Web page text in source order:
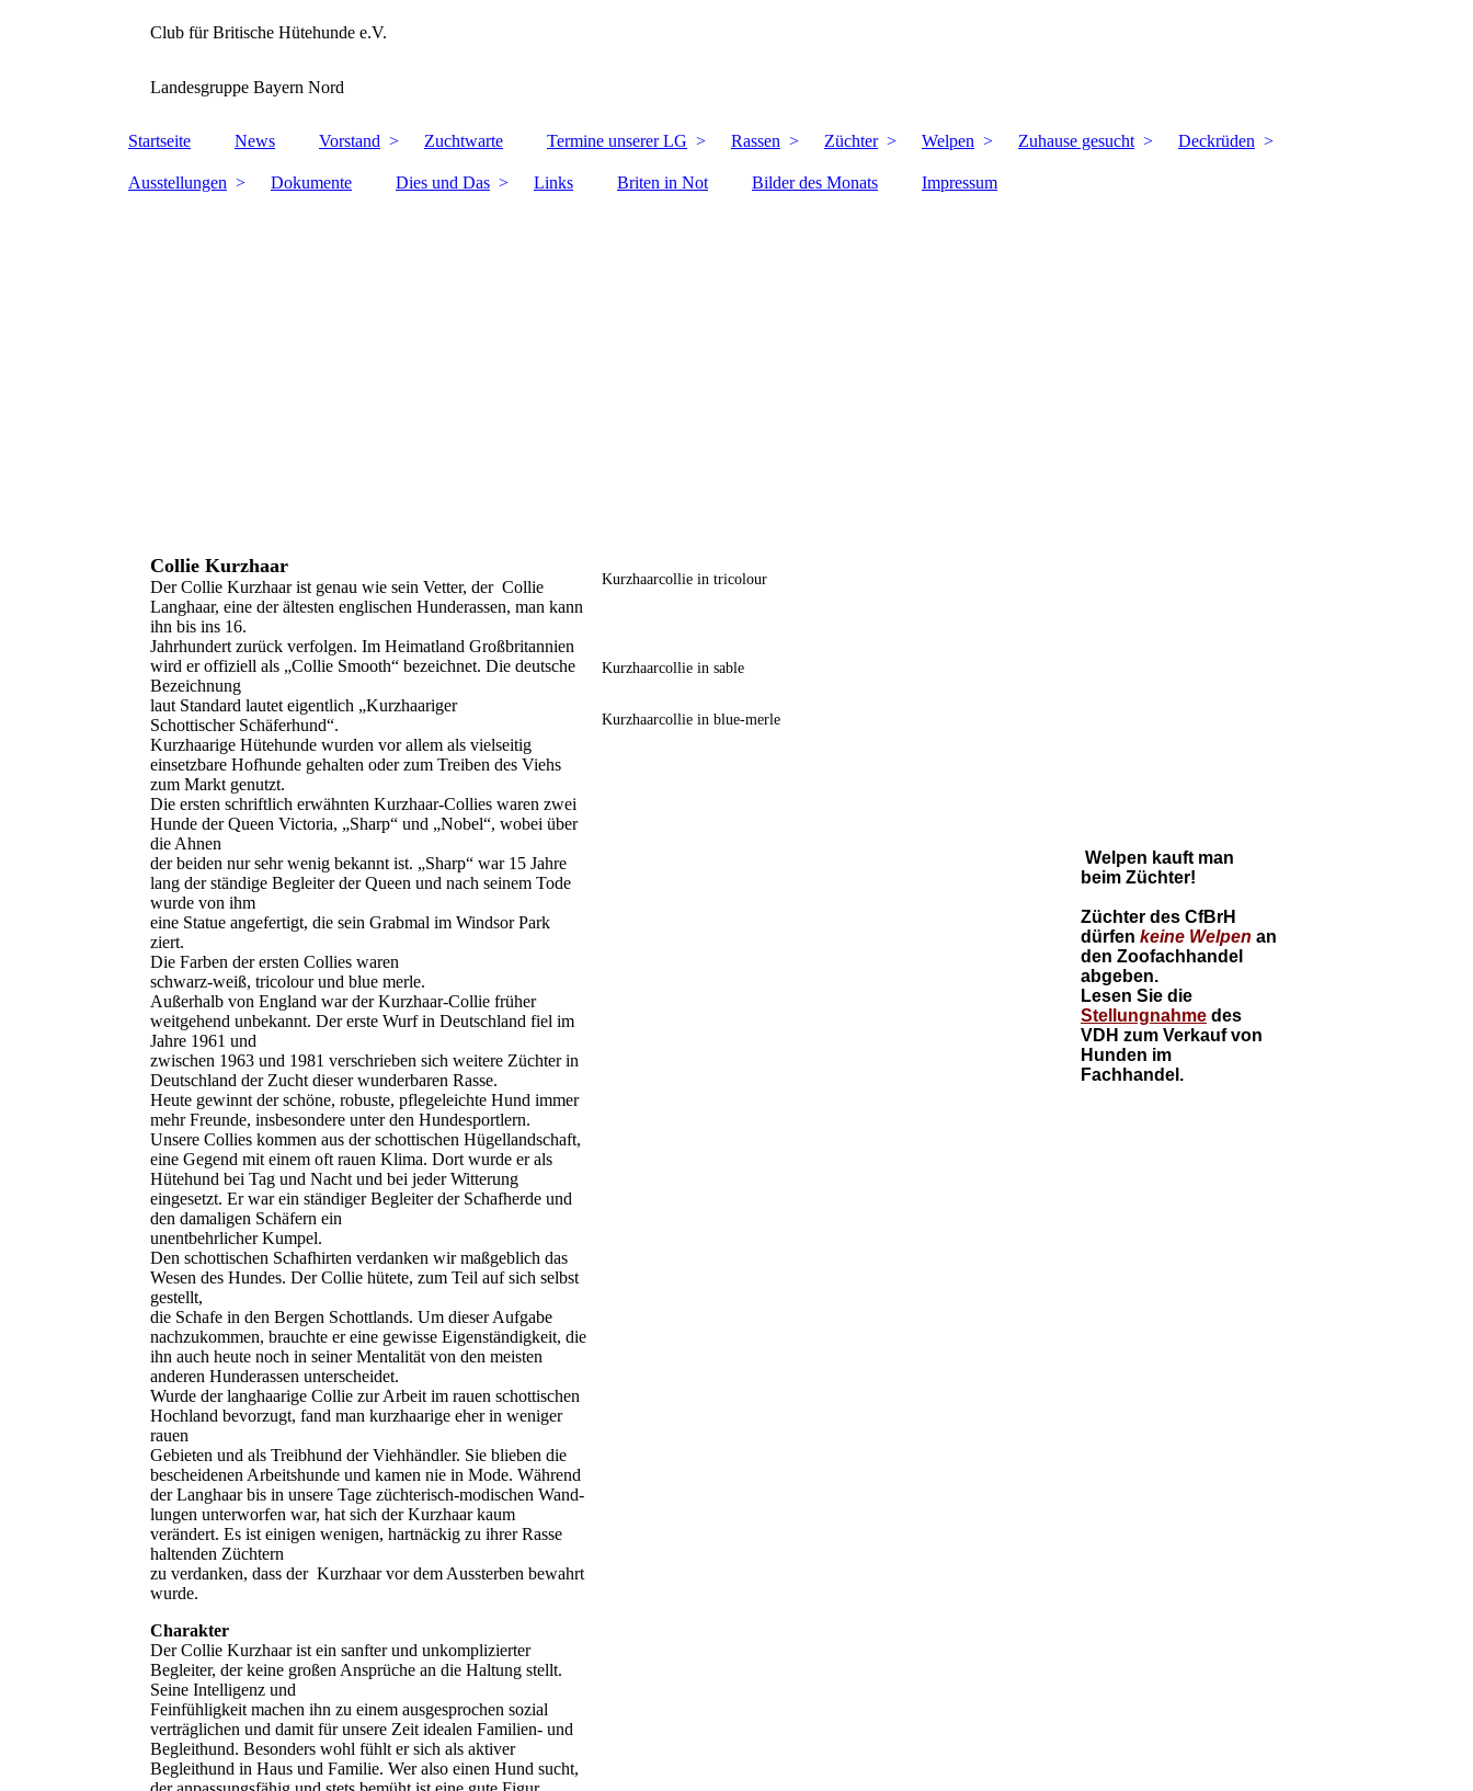
Club für Britische Hütehunde e.V.
Landesgruppe Bayern Nord
Startseite News Vorstand Zuchtwarte Termine unserer LG Rassen Züchter Welpen Zuhause gesucht Deckrüden
Ausstellungen Dokumente Dies und Das Links Briten in Not Bilder des Monats Impressum
Collie Kurzhaar
Der Collie Kurzhaar ist genau wie sein Vetter, der Collie
Langhaar, eine der ältesten englischen Hunderassen, man kann
ihn bis ins 16.
Jahrhundert zurück verfolgen. Im Heimatland Großbritannien
wird er offiziell als „Collie Smooth“ bezeichnet. Die deutsche
Bezeichnung
laut Standard lautet eigentlich „Kurzhaariger
Schottischer Schäferhund“.
Kurzhaarige Hütehunde wurden vor allem als vielseitig
einsetzbare Hofhunde gehalten oder zum Treiben des Viehs
zum Markt genutzt.
Die ersten schriftlich erwähnten Kurzhaar-Collies waren zwei
Hunde der Queen Victoria, „Sharp“ und „Nobel“, wobei über
die Ahnen
der beiden nur sehr wenig bekannt ist. „Sharp“ war 15 Jahre
lang der ständige Begleiter der Queen und nach seinem Tode
wurde von ihm
eine Statue angefertigt, die sein Grabmal im Windsor Park
ziert.
Die Farben der ersten Collies waren
schwarz-weiß, tricolour und blue merle.
Außerhalb von England war der Kurzhaar-Collie früher
weitgehend unbekannt. Der erste Wurf in Deutschland fiel im
Jahre 1961 und
zwischen 1963 und 1981 verschrieben sich weitere Züchter in
Deutschland der Zucht dieser wunderbaren Rasse.
Heute gewinnt der schöne, robuste, pflegeleichte Hund immer
mehr Freunde, insbesondere unter den Hundesportlern.
Unsere Collies kommen aus der schottischen Hügellandschaft,
eine Gegend mit einem oft rauen Klima. Dort wurde er als
Hütehund bei Tag und Nacht und bei jeder Witterung
eingesetzt. Er war ein ständiger Begleiter der Schafherde und
den damaligen Schäfern ein
unentbehrlicher Kumpel.
Den schottischen Schafhirten verdanken wir maßgeblich das
Wesen des Hundes. Der Collie hütete, zum Teil auf sich selbst
gestellt,
die Schafe in den Bergen Schottlands. Um dieser Aufgabe
nachzukommen, brauchte er eine gewisse Eigenständigkeit, die
ihn auch heute noch in seiner Mentalität von den meisten
anderen Hunderassen unterscheidet.
Wurde der langhaarige Collie zur Arbeit im rauen schottischen
Hochland bevorzugt, fand man kurzhaarige eher in weniger
rauen
Gebieten und als Treibhund der Viehhändler. Sie blieben die
bescheidenen Arbeitshunde und kamen nie in Mode. Während
der Langhaar bis in unsere Tage züchterisch-modischen Wand-
lungen unterworfen war, hat sich der Kurzhaar kaum
verändert. Es ist einigen wenigen, hartnäckig zu ihrer Rasse
haltenden Züchtern
zu verdanken, dass der Kurzhaar vor dem Aussterben bewahrt
wurde.
Charakter
Der Collie Kurzhaar ist ein sanfter und unkomplizierter
Begleiter, der keine großen Ansprüche an die Haltung stellt.
Seine Intelligenz und
Feinfühligkeit machen ihn zu einem ausgesprochen sozial
verträglichen und damit für unsere Zeit idealen Familien- und
Begleithund. Besonders wohl fühlt er sich als aktiver
Begleithund in Haus und Familie. Wer also einen Hund sucht,
Kurzhaarcollie in tricolour
Kurzhaarcollie in sable
Kurzhaarcollie in blue-merle
Welpen kauft man
beim Züchter!
Züchter des CfBrH
dürfen keine Welpen an
den Zoofachhandel
abgeben.
Lesen Sie die
Stellungnahme des
VDH zum Verkauf von
Hunden im
Fachhandel.